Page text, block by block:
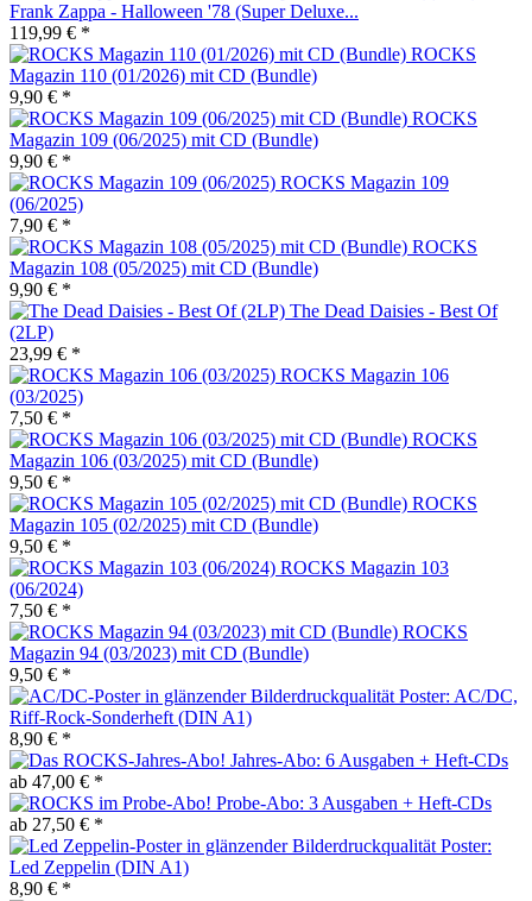
Frank Zappa - Halloween '78 (Super Deluxe...
119,99 € *
ROCKS
Magazin 110 (01/2026) mit CD (Bundle)
9,90 € *
ROCKS
Magazin 109 (06/2025) mit CD (Bundle)
9,90 € *
ROCKS Magazin 109
(06/2025)
7,90 € *
ROCKS
Magazin 108 (05/2025) mit CD (Bundle)
9,90 € *
The Dead Daisies - Best Of
(2LP)
23,99 € *
ROCKS Magazin 106
(03/2025)
7,50 € *
ROCKS
Magazin 106 (03/2025) mit CD (Bundle)
9,50 € *
ROCKS
Magazin 105 (02/2025) mit CD (Bundle)
9,50 € *
ROCKS Magazin 103
(06/2024)
7,50 € *
ROCKS
Magazin 94 (03/2023) mit CD (Bundle)
9,50 € *
Poster: AC/DC,
Riff-Rock-Sonderheft (DIN A1)
8,90 € *
Jahres-Abo: 6 Ausgaben + Heft-CDs
ab 47,00 € *
Probe-Abo: 3 Ausgaben + Heft-CDs
ab 27,50 € *
Poster:
Led Zeppelin (DIN A1)
8,90 € *